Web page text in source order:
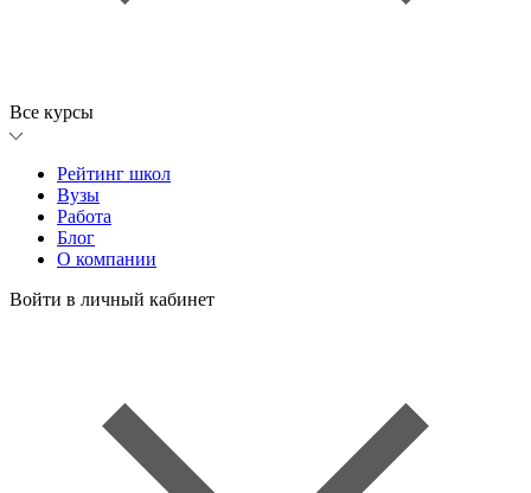
Все курсы
Рейтинг школ
Вузы
Работа
Блог
О компании
Войти в личный кабинет